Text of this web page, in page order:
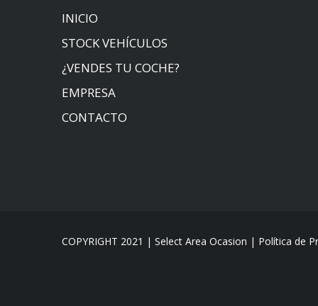
INICIO
STOCK VEHÍCULOS
¿VENDES TU COCHE?
EMPRESA
CONTACTO
COPYRIGHT 2021 | Select Area Ocasion | Política de